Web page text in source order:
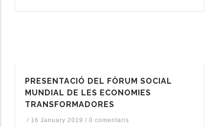
PRESENTACIÓ DEL FÒRUM SOCIAL
MUNDIAL DE LES ECONOMIES
TRANSFORMADORES
/ 16 January 2019 / 0 comentaris